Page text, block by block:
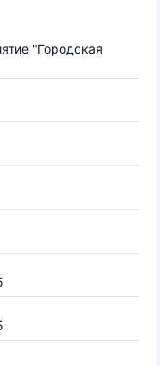
"Городская